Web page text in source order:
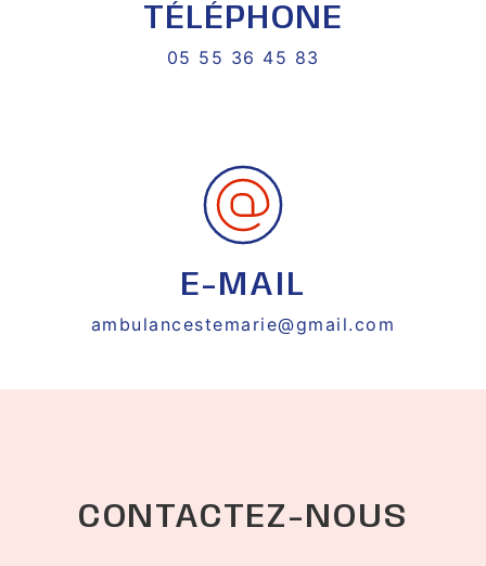
TÉLÉPHONE
05 55 36 45 83
E-MAIL
ambulancestemarie@gmail.com
CONTACTEZ-NOUS